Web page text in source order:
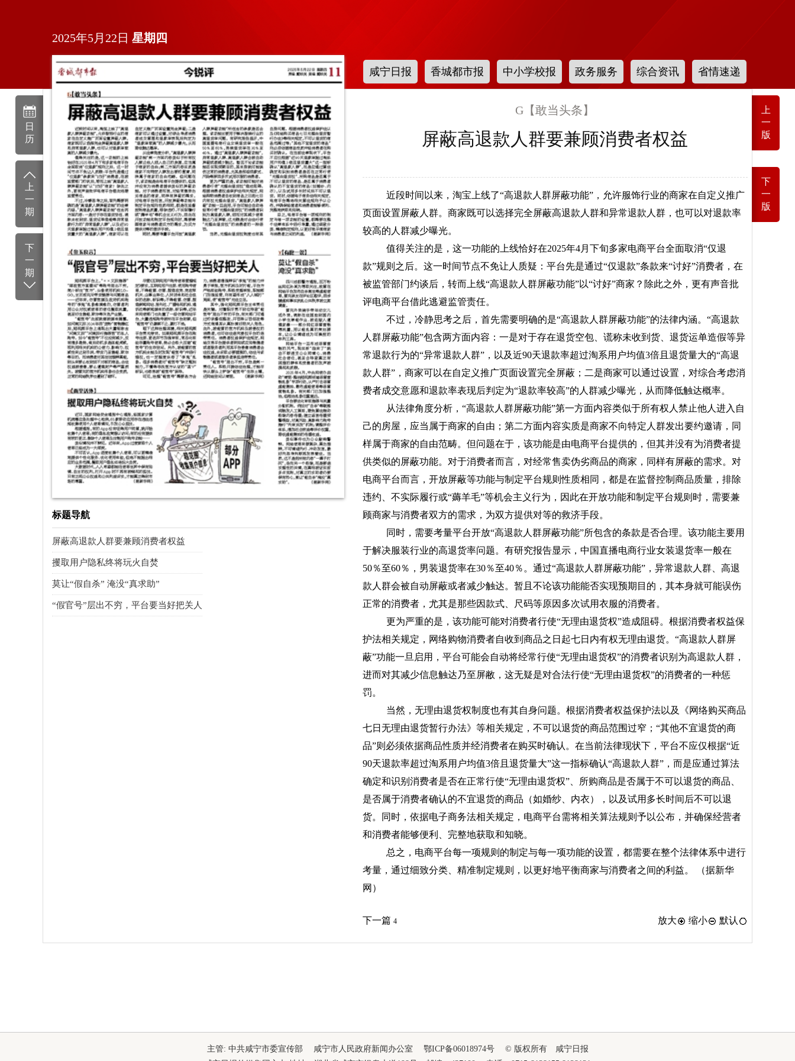
2025年5月22日 星期 四
标题导航
屏蔽高退款人群要兼顾消费者权益
攫取用户隐私终将玩火自焚
莫让“假自杀” 淹没“真求助”
“假官号”层出不穷，平台要当好把关人
日
历
上
一
期
下
一
期
咸宁日报 香城都市报 中小学校报 政务服务 综合资讯 省情速递
上
一
版
下
一
版
G【敢当头条】
屏蔽高退款人群要兼顾消费者权益
近段时间以来，淘宝上线了“高退款人群屏蔽功能”，允许服饰行业的商家在自定义推广
页面设置屏蔽人群。商家既可以选择完全屏蔽高退款人群和异常退款人群，也可以对退款率
较高的人群减少曝光。
值得关注的是，这一功能的上线恰好在2025年4月下旬多家电商平台全面取消“仅退
款”规则之后。这一时间节点不免让人质疑：平台先是通过“仅退款”条款来“讨好”消费者，在
被监管部门约谈后，转而上线“高退款人群屏蔽功能”以“讨好”商家？除此之外，更有声音批
评电商平台借此逃避监管责任。
不过，冷静思考之后，首先需要明确的是“高退款人群屏蔽功能”的法律内涵。“高退款
人群屏蔽功能”包含两方面内容：一是对于存在退货空包、谎称未收到货、退货运单造假等异
常退款行为的“异常退款人群”，以及近90天退款率超过淘系用户均值3倍且退货量大的“高退
款人群”，商家可以在自定义推广页面设置完全屏蔽；二是商家可以通过设置，对综合考虑消
费者成交意愿和退款率表现后判定为“退款率较高”的人群减少曝光，从而降低触达概率。
从法律角度分析，“高退款人群屏蔽功能”第一方面内容类似于所有权人禁止他人进入自
己的房屋，应当属于商家的自由；第二方面内容实质是商家不向特定人群发出要约邀请，同
样属于商家的自由范畴。但问题在于，该功能是由电商平台提供的，但其并没有为消费者提
供类似的屏蔽功能。对于消费者而言，对经常售卖伪劣商品的商家，同样有屏蔽的需求。对
电商平台而言，开放屏蔽等功能与制定平台规则性质相同，都是在监督控制商品质量，排除
违约、不实际履行或“薅羊毛”等机会主义行为，因此在开放功能和制定平台规则时，需要兼
顾商家与消费者双方的需求，为双方提供对等的救济手段。
同时，需要考量平台开放“高退款人群屏蔽功能”所包含的条款是否合理。该功能主要用
于解决服装行业的高退货率问题。有研究报告显示，中国直播电商行业女装退货率一般在
50％至60％，男装退货率在30％至40％。通过“高退款人群屏蔽功能”，异常退款人群、高退
款人群会被自动屏蔽或者减少触达。暂且不论该功能能否实现预期目的，其本身就可能误伤
正常的消费者，尤其是那些因款式、尺码等原因多次试用衣服的消费者。
更为严重的是，该功能可能对消费者行使“无理由退货权”造成阻碍。根据消费者权益保
护法相关规定，网络购物消费者自收到商品之日起七日内有权无理由退货。“高退款人群屏
蔽”功能一旦启用，平台可能会自动将经常行使“无理由退货权”的消费者识别为高退款人群，
进而对其减少信息触达乃至屏敝，这无疑是对合法行使“无理由退货权”的消费者的一种惩
罚。
当然，无理由退货权制度也有其自身问题。根据消费者权益保护法以及《网络购买商品
七日无理由退货暂行办法》等相关规定，不可以退货的商品范围过窄；“其他不宜退货的商
品”则必须依据商品性质并经消费者在购买时确认。在当前法律现状下，平台不应仅根据“近
90天退款率超过淘系用户均值3倍且退货量大”这一指标确认“高退款人群”，而是应通过算法
确定和识别消费者是否在正常行使“无理由退货权”、所购商品是否属于不可以退货的商品、
是否属于消费者确认的不宜退货的商品（如婚纱、内衣），以及试用多长时间后不可以退
货。同时，依据电子商务法相关规定，电商平台需将相关算法规则予以公布，并确保经营者
和消费者能够便利、完整地获取和知晓。
总之，电商平台每一项规则的制定与每一项功能的设置，都需要在整个法律体系中进行
考量，通过细致分类、精准制定规则，以更好地平衡商家与消费者之间的利益。 （据新华
网）
下一篇 4 放大 缩小 默认
主管: 中共咸宁市委宣传部 咸宁市人民政府新闻办公室 鄂ICP备06018974号 © 版权所有 咸宁日报